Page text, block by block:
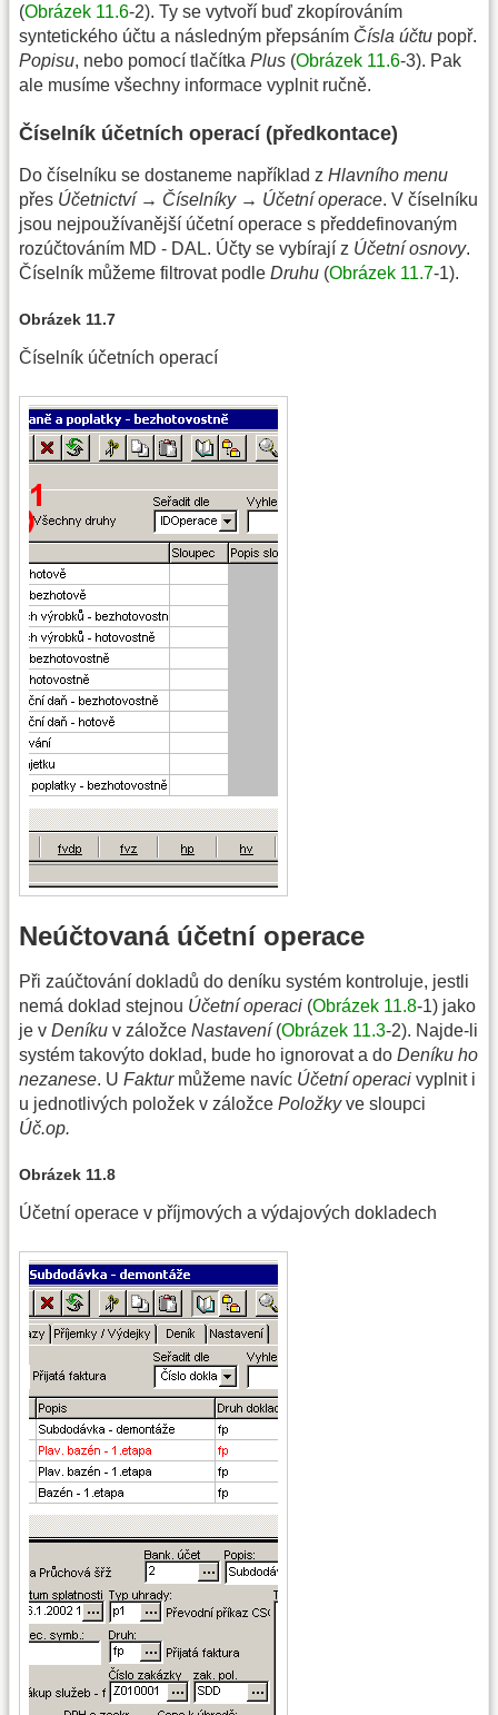
(Obrázek 11.6-2). Ty se vytvoří buď zkopírováním
syntetického účtu a následným přepsáním Čísla účtu popř.
Popisu, nebo pomocí tlačítka Plus (Obrázek 11.6-3). Pak
ale musíme všechny informace vyplnit ručně.
Číselník účetních operací (předkontace)
Do číselníku se dostaneme například z Hlavního menu
přes Účetnictví → Číselníky → Účetní operace. V číselníku
jsou nejpoužívanější účetní operace s předdefinovaným
rozúčtováním MD - DAL. Účty se vybírají z Účetní osnovy.
Číselník můžeme filtrovat podle Druhu (Obrázek 11.7-1).
Obrázek 11.7
Číselník účetních operací
Neúčtovaná účetní operace
Při zaúčtování dokladů do deníku systém kontroluje, jestli
nemá doklad stejnou Účetní operaci (Obrázek 11.8-1) jako
je v Deníku v záložce Nastavení(Obrázek 11.3-2). Najde-li
systém takovýto doklad, bude ho ignorovat a do Deníku ho
nezanese. U Fakturmůžeme navíc Účetní operaci vyplnit i
u jednotlivých položek v záložce Položkyve sloupci
Úč.op.
Obrázek 11.8
Účetní operace v příjmových a výdajových dokladech